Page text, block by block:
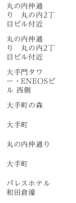
丸の内仲通
り 丸の内2丁
目ビル付近
丸の内仲通
り 丸の内2丁
目ビル付近
大手門タワ
ー・ENEOSビ
ル 西側
大手町の森
大手町
丸の内仲通り
大手町
パレスホテル
和田倉濠